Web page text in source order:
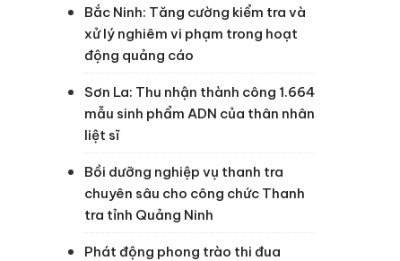
Bắc Ninh: Tăng cường kiểm tra và
xử lý nghiêm vi phạm trong hoạt
động quảng cáo
Sơn La: Thu nhận thành công 1.664
mẫu sinh phẩm ADN của thân nhân
liệt sĩ
Bồi dưỡng nghiệp vụ thanh tra
chuyên sâu cho công chức Thanh
tra tỉnh Quảng Ninh
Phát động phong trào thi đua